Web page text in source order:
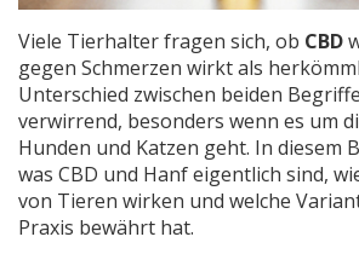
Viele Tierhalter fragen sich, ob CBD
gegen Schmerzen wirkt als
Unterschied zwischen beiden
verwirrend, besonders wenn es um
Hunden und Katzen geht. In diesem
was CBD und Hanf eigentlich sind,
von Tieren wirken und welche
Praxis bewährt hat.